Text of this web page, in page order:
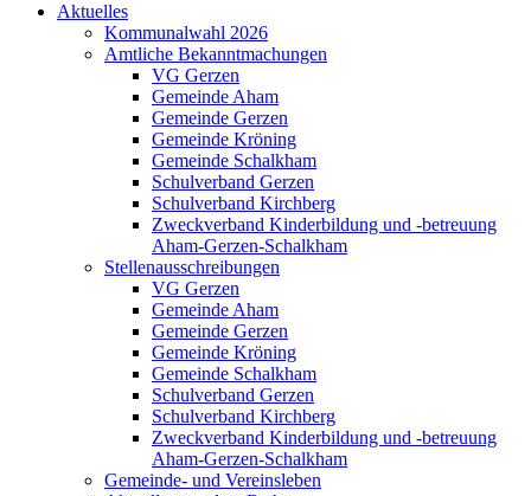
Aktuelles
Kommunalwahl 2026
Amtliche Bekanntmachungen
VG Gerzen
Gemeinde Aham
Gemeinde Gerzen
Gemeinde Kröning
Gemeinde Schalkham
Schulverband Gerzen
Schulverband Kirchberg
Zweckverband Kinderbildung und -betreuung
Aham-Gerzen-Schalkham
Stellenausschreibungen
VG Gerzen
Gemeinde Aham
Gemeinde Gerzen
Gemeinde Kröning
Gemeinde Schalkham
Schulverband Gerzen
Schulverband Kirchberg
Zweckverband Kinderbildung und -betreuung
Aham-Gerzen-Schalkham
Gemeinde- und Vereinsleben